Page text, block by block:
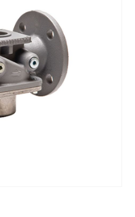
chevron_right
chevron_right
chevron_right